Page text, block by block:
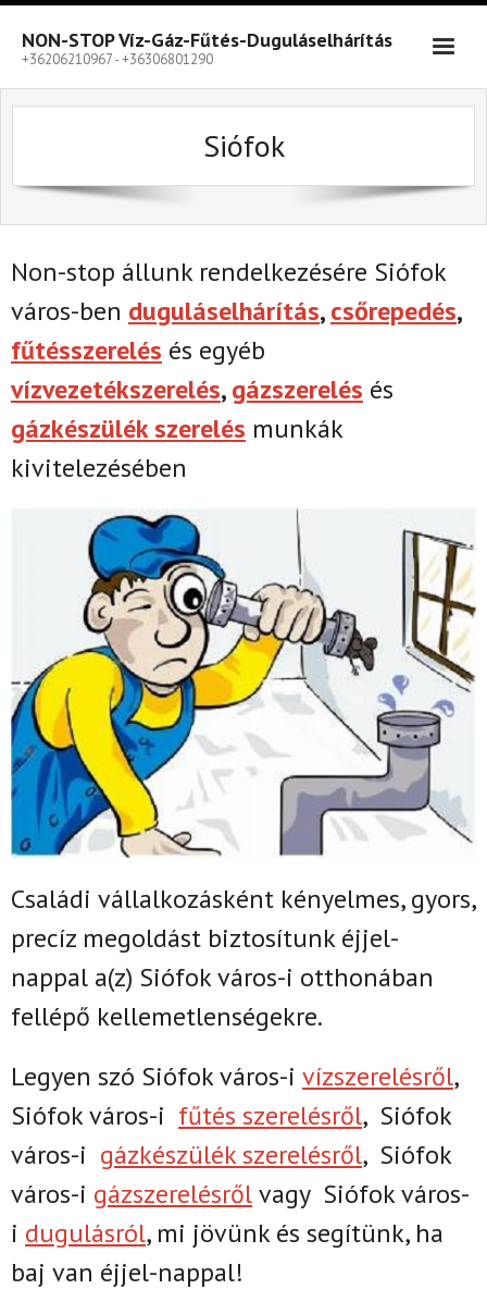
Skip
content
NON-STOP Víz-Gáz-Fűtés-Duguláselhárítás
+36206210967 - +36306801290
Siófok
Non-stop állunk rendelkezésére Siófok
város-ben duguláselhárítás,csőrepedés,
fűtésszerelés és egyéb
vízvezetékszerelés,gázszerelés és
gázkészülék szerelés munkák
kivitelezésében
Családi vállalkozásként kényelmes, gyors,
precíz megoldást biztosítunkéjjel-
nappal a(z) Siófok város-i otthonában
fellépő kellemetlenségekre.
Legyen szó Siófok város-i vízszerelésről,
Siófok város-i fűtés szerelésről, Siófok
város-i gázkészülék szerelésről, Siófok
város-i gázszerelésrőlvagy Siófok város-
i dugulásról, mi jövünk és segítünk, ha
baj van éjjel-nappal!